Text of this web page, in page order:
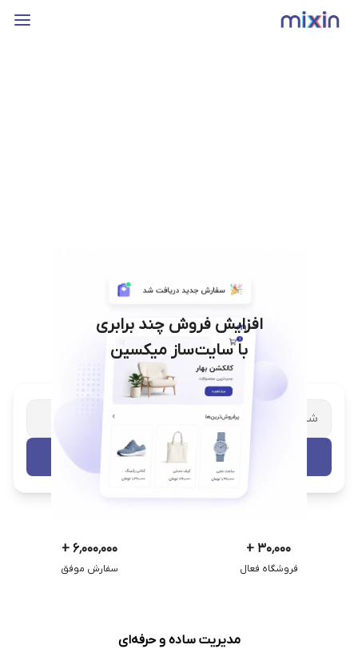
افزایش فروش چند برابری
با سایت‌ساز میکسین
شریک تجاری ترب با پشتیبانی اختصاصی
تست رایگان
۳۰٬۰۰۰ +
فروشگاه فعال
۶٬۰۰۰٬۰۰۰ +
سفارش موفق
مدیریت ساده و حرفه‌ای